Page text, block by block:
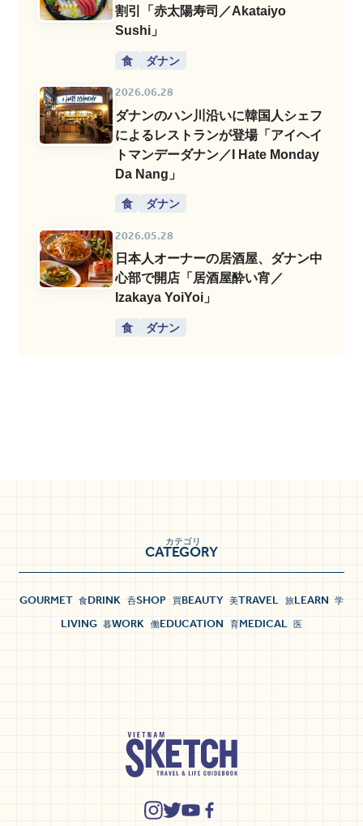
割引「赤太陽寿司／Akataiyo
Sushi」
食 ダナン
2026.06.28
ダナンのハン川沿いに韓国人シェフ
によるレストランが登場「アイヘイ
トマンデーダナン／I Hate Monday
Da Nang」
食 ダナン
2026.05.28
日本人オーナーの居酒屋、ダナン中
心部で開店「居酒屋酔い宵／
Izakaya YoiYoi」
食 ダナン
CATEGORY
カテゴリ
GOURMET 食DRINK 呑SHOP 買BEAUTY 美TRAVEL 旅LEARN 学
LIVING 暮WORK 働EDUCATION 育MEDICAL 医